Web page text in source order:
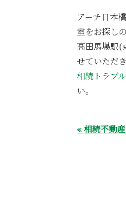
アーチ日本
室をお探しの
高田馬場駅(
せていただき
相続トラブル
い。
« 相続不動